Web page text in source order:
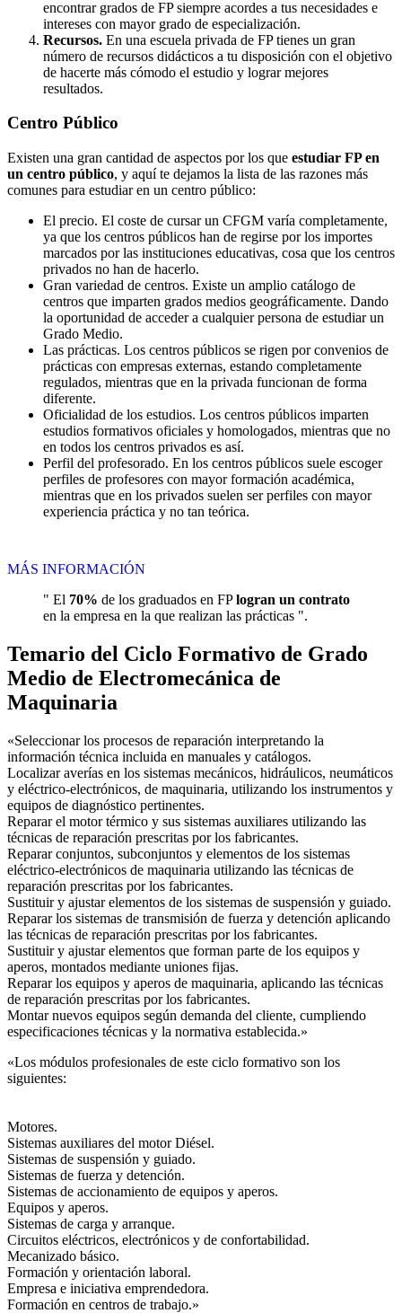
encontrar grados de FP siempre acordes a tus necesidades e
intereses con mayor grado de especialización.
Recursos. En una escuela privada de FP tienes un gran
número de recursos didácticos a tu disposición con el objetivo
de hacerte más cómodo el estudio y lograr mejores
resultados.
Centro Público
Existen una gran cantidad de aspectos por los que estudiar FP en
un centro público, y aquí te dejamos la lista de las razones más
comunes para estudiar en un centro público:
El precio. El coste de cursar un CFGM varía completamente,
ya que los centros públicos han de regirse por los importes
marcados por las instituciones educativas, cosa que los centros
privados no han de hacerlo.
Gran variedad de centros. Existe un amplio catálogo de
centros que imparten grados medios geográficamente. Dando
la oportunidad de acceder a cualquier persona de estudiar un
Grado Medio.
Las prácticas. Los centros públicos se rigen por convenios de
prácticas con empresas externas, estando completamente
regulados, mientras que en la privada funcionan de forma
diferente.
Oficialidad de los estudios. Los centros públicos imparten
estudios formativos oficiales y homologados, mientras que no
en todos los centros privados es así.
Perfil del profesorado. En los centros públicos suele escoger
perfiles de profesores con mayor formación académica,
mientras que en los privados suelen ser perfiles con mayor
experiencia práctica y no tan teórica.
MÁS INFORMACIÓN
" El 70% de los graduados en FPlogran un contrato
en la empresa en la que realizan las prácticas ".
Temario del Ciclo Formativo de Grado
Medio de Electromecánica de
Maquinaria
«Seleccionar los procesos de reparación interpretando la
información técnica incluida en manuales y catálogos.
Localizar averías en los sistemas mecánicos, hidráulicos, neumáticos
y eléctrico-electrónicos, de maquinaria, utilizando los instrumentos y
equipos de diagnóstico pertinentes.
Reparar el motor térmico y sus sistemas auxiliares utilizando las
técnicas de reparación prescritas por los fabricantes.
Reparar conjuntos, subconjuntos y elementos de los sistemas
eléctrico-electrónicos de maquinaria utilizando las técnicas de
reparación prescritas por los fabricantes.
Sustituir y ajustar elementos de los sistemas de suspensión y guiado.
Reparar los sistemas de transmisión de fuerza y detención aplicando
las técnicas de reparación prescritas por los fabricantes.
Sustituir y ajustar elementos que forman parte de los equipos y
aperos, montados mediante uniones fijas.
Reparar los equipos y aperos de maquinaria, aplicando las técnicas
de reparación prescritas por los fabricantes.
Montar nuevos equipos según demanda del cliente, cumpliendo
especificaciones técnicas y la normativa establecida.»
«Los módulos profesionales de este ciclo formativo son los
siguientes:
Motores.
Sistemas auxiliares del motor Diésel.
Sistemas de suspensión y guiado.
Sistemas de fuerza y detención.
Sistemas de accionamiento de equipos y aperos.
Equipos y aperos.
Sistemas de carga y arranque.
Circuitos eléctricos, electrónicos y de confortabilidad.
Mecanizado básico.
Formación y orientación laboral.
Empresa e iniciativa emprendedora.
Formación en centros de trabajo.»